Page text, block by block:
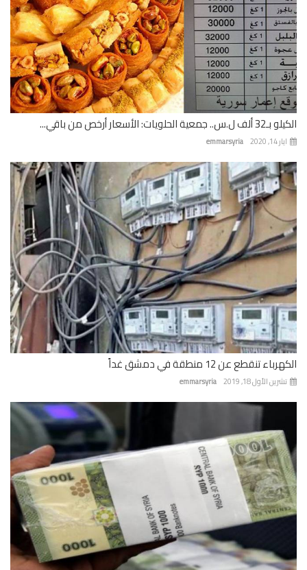
الحلويات: الأسعار أرخص من باقي...
emmarsyria
تنقطع عن 12 منطقة في دمشق غداً
emmarsyria الأول 18, 2019